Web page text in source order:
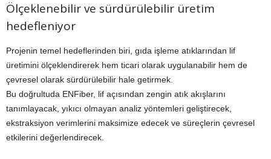
Ölçeklenebilir ve sürdürülebilir üretim
hedefleniyor
Projenin temel hedeflerinden biri, gıda işleme atıklarından lif
üretimini ölçeklendirerek hem ticari olarak uygulanabilir hem de
çevresel olarak sürdürülebilir hale getirmek.
Bu doğrultuda ENFiber, lif açısından zengin atık akışlarını
tanımlayacak, yıkıcı olmayan analiz yöntemleri geliştirecek,
ekstraksiyon verimlerini maksimize edecek ve süreçlerin çevresel
etkilerini değerlendirecek.